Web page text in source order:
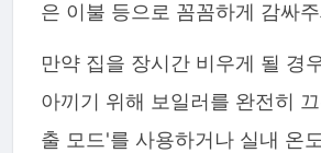
은 이불 등으로 꼼꼼하게 감싸
만약 집을 장시간 비우게 될 경
아끼기 위해 보일러를 완전히
출 모드'를 사용하거나 실내 온